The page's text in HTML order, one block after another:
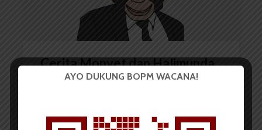
Cerita Monyet dan Halimunda
AYO DUKUNG BOPM WACANA!